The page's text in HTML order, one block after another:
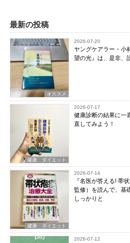
最新の投稿
オススメ
2026-07-20
ヤングケアラー・小
望の光』は、是非、
健康 ダイエット
2026-07-17
健康診断の結果に一
直してみよう！
健康 ダイエット
2026-07-14
『名医が答える! 帯
監修）を読んで、基
しっかりと
2026-07-12